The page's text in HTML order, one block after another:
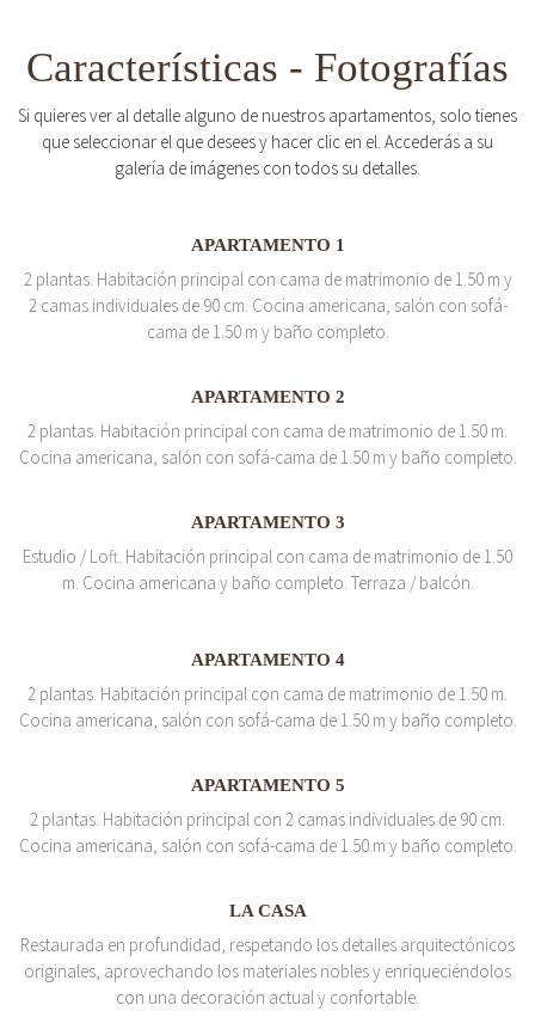
Características - Fotografías
Si quieres ver al detalle alguno de nuestros apartamentos, solo tienes
que seleccionar el que desees y hacer clic en el. Accederás a su
galería de imágenes con todos su detalles.
APARTAMENTO 1
2 plantas. Habitación principal con cama de matrimonio de 1.50 m y
2 camas individuales de 90 cm. Cocina americana, salón con sofá-
cama de 1.50 m y baño completo.
APARTAMENTO 2
2 plantas. Habitación principal con cama de matrimonio de 1.50 m.
Cocina americana, salón con sofá-cama de 1.50 m y baño completo.
APARTAMENTO 3
Estudio / Loft. Habitación principal con cama de matrimonio de 1.50
m. Cocina americana y baño completo. Terraza / balcón.
APARTAMENTO 4
2 plantas. Habitación principal con cama de matrimonio de 1.50 m.
Cocina americana, salón con sofá-cama de 1.50 m y baño completo.
APARTAMENTO 5
2 plantas. Habitación principal con 2 camas individuales de 90 cm.
Cocina americana, salón con sofá-cama de 1.50 m y baño completo.
LA CASA
Restaurada en profundidad, respetando los detalles arquitectónicos
originales, aprovechando los materiales nobles y enriqueciéndolos
con una decoración actual y confortable.